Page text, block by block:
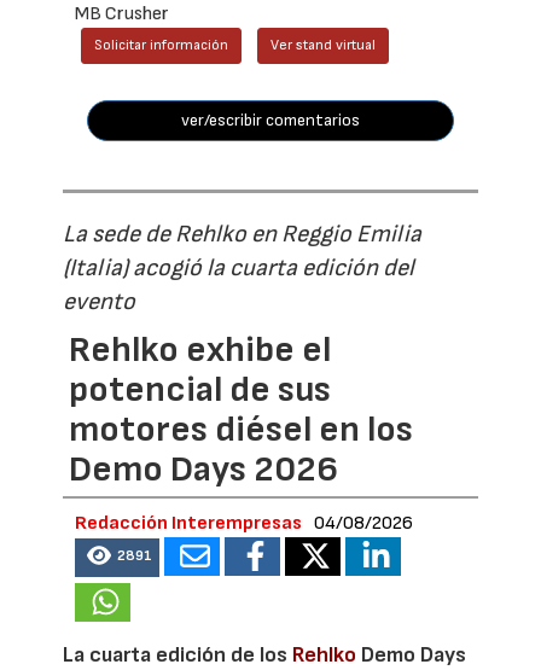
MB Crusher
Solicitar información Ver stand virtual
ver/escribir comentarios
La sede de Rehlko en Reggio Emilia
(Italia) acogió la cuarta edición del
evento
Rehlko exhibe el
potencial de sus
motores diésel en los
Demo Days 2026
Redacción Interempresas 04/08/2026
2891
La cuarta edición de los Rehlko Demo Days